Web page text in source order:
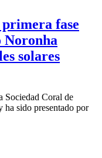
fase
Noronha
solares
Sociedad Coral de
sido presentado por